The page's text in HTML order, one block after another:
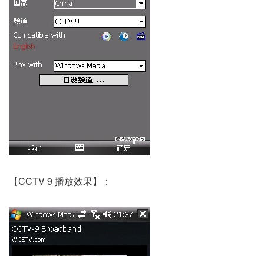
【CCTV 9 播放效果】：